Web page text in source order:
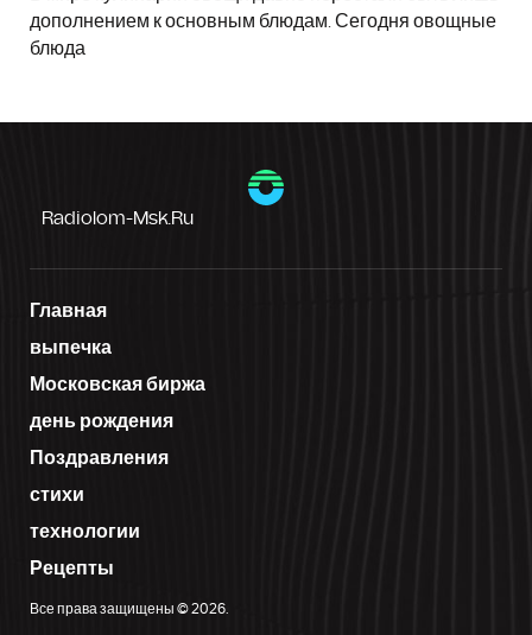
дополнением к основным блюдам. Сегодня овощные
блюда
Radiolom-Msk.ru
Главная
выпечка
Московская биржа
день рождения
Поздравления
стихи
технологии
Рецепты
Все права защищены © 2026.